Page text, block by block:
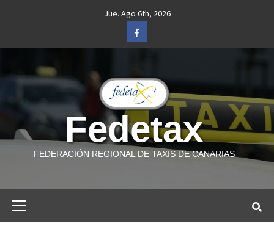
Jue. Ago 6th, 2026
Facebook
Fedetax
FEDERACIÓN REGIONAL DE TAXIS DE CANARIAS